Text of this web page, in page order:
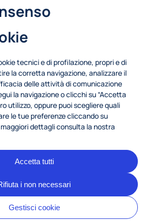
tecnici e di profilazione, propri e di
la corretta navigazione, analizzare il
delle attività di comunicazione
la navigazione o clicchi su “Accetta
utilizzo, oppure puoi scegliere quali
le tue preferenze cliccando su
maggiori dettagli consulta la nostra
Accetta tutti
i non necessari
Gestisci cookie
da Vinci, 32 – Milano 20133 – Italy